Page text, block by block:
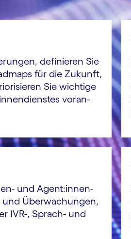
definieren Sie
für die Zukunft,
Sie wichtige
voran­
und Agent:innen­
und Überwachungen,
IVR-, Sprach- und